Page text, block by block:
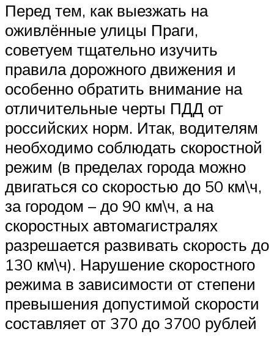
Перед тем, как выезжать на
оживлённые улицы Праги,
советуем тщательно изучить
правила дорожного движения и
особенно обратить внимание на
отличительные черты ПДД от
российских норм. Итак, водителям
необходимо соблюдать скоростной
режим (в пределах города можно
двигаться со скоростью до 50 км\ч,
за городом – до 90 км\ч, а на
скоростных автомагистралях
разрешается развивать скорость до
130 км\ч). Нарушение скоростного
режима в зависимости от степени
превышения допустимой скорости
составляет от 370 до 3700 рублей